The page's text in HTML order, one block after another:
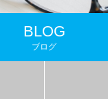
BLOG
ブログ